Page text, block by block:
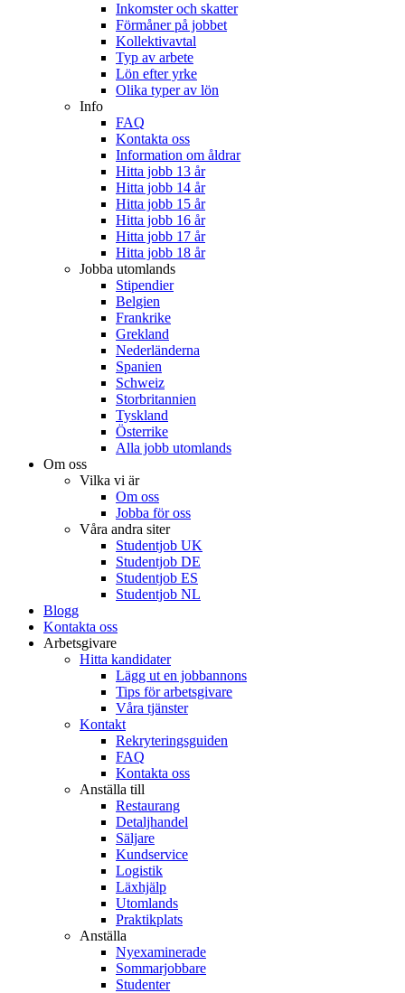
Inkomster och skatter
Förmåner på jobbet
Kollektivavtal
Typ av arbete
Lön efter yrke
Olika typer av lön
Info
FAQ
Kontakta oss
Information om åldrar
Hitta jobb 13 år
Hitta jobb 14 år
Hitta jobb 15 år
Hitta jobb 16 år
Hitta jobb 17 år
Hitta jobb 18 år
Jobba utomlands
Stipendier
Belgien
Frankrike
Grekland
Nederländerna
Spanien
Schweiz
Storbritannien
Tyskland
Österrike
Alla jobb utomlands
Om oss
Vilka vi är
Om oss
Jobba för oss
Våra andra siter
Studentjob UK
Studentjob DE
Studentjob ES
Studentjob NL
Blogg
Kontakta oss
Arbetsgivare
Hitta kandidater
Lägg ut en jobbannons
Tips för arbetsgivare
Våra tjänster
Kontakt
Rekryteringsguiden
FAQ
Kontakta oss
Anställa till
Restaurang
Detaljhandel
Säljare
Kundservice
Logistik
Läxhjälp
Utomlands
Praktikplats
Anställa
Nyexaminerade
Sommarjobbare
Studenter